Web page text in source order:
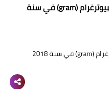
شركة LG ستعلن عن جهاز الكمبيوترغرام (gram) في سنة
شركة LG ستعلن عن جهاز الكمبيوترغرام (gram) في سنة 2018